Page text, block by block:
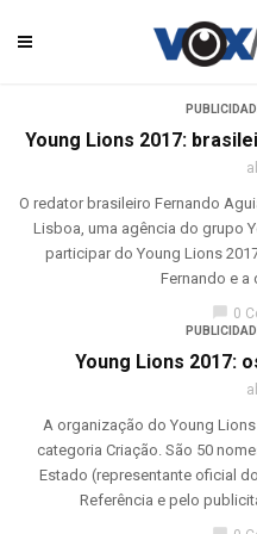
Young Lions 2017:
O redator brasileiro Fernando
Lisboa, uma agência do grupo
participar do Young Lions
Fernando e a
chat_bubble 0
Young Lions 2017:
A organização do Young
categoria Criação. São 50
Estado (representante oficial
Referência e pelo